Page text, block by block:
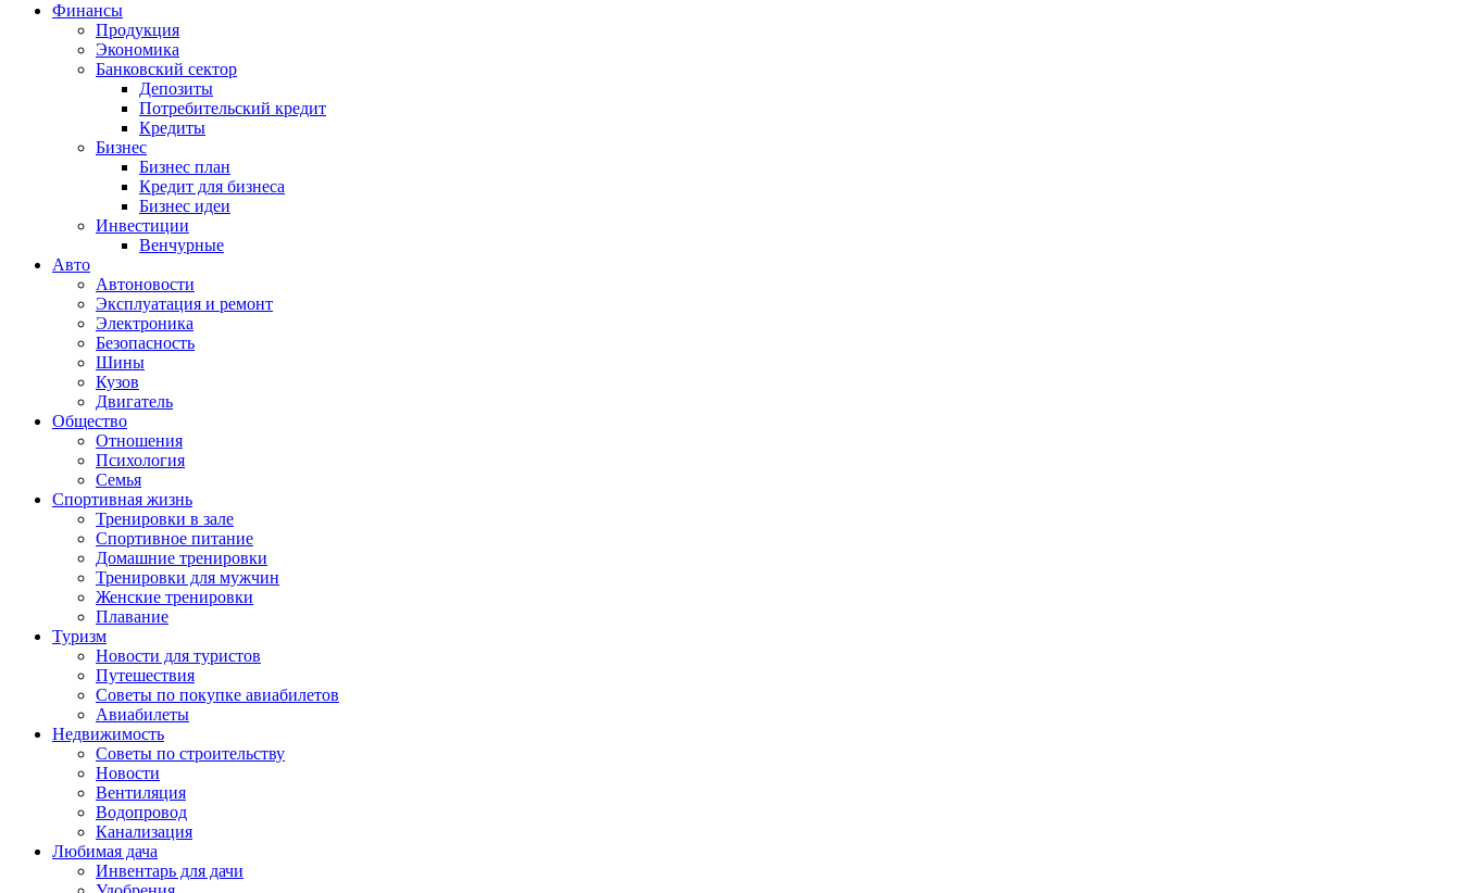
Финансы
Продукция
Экономика
Банковский сектор
Депозиты
Потребительский кредит
Кредиты
Бизнес
Бизнес план
Кредит для бизнеса
Бизнес идеи
Инвестиции
Венчурные
Авто
Автоновости
Эксплуатация и ремонт
Электроника
Безопасность
Шины
Кузов
Двигатель
Общество
Отношения
Психология
Семья
Спортивная жизнь
Тренировки в зале
Спортивное питание
Домашние тренировки
Тренировки для мужчин
Женские тренировки
Плавание
Туризм
Новости для туристов
Путешествия
Советы по покупке авиабилетов
Авиабилеты
Недвижимость
Советы по строительству
Новости
Вентиляция
Водопровод
Канализация
Любимая дача
Инвентарь для дачи